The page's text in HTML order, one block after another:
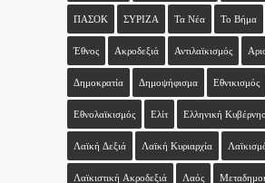
ΠΑΣΟΚ ΣΥΡΙΖΑ Τα Νέα Το Βήμα
Έθνος Ακροδεξιά Αντιλαϊκισμός
Δημοκρατία Δημοψήφισμα Εθνικισμός
Εθνολαϊκισμός Ελίτ Ελληνική
Λαϊκή Δεξιά Λαϊκή Κυριαρχία
Λαϊκιστική Ακροδεξιά Λαός